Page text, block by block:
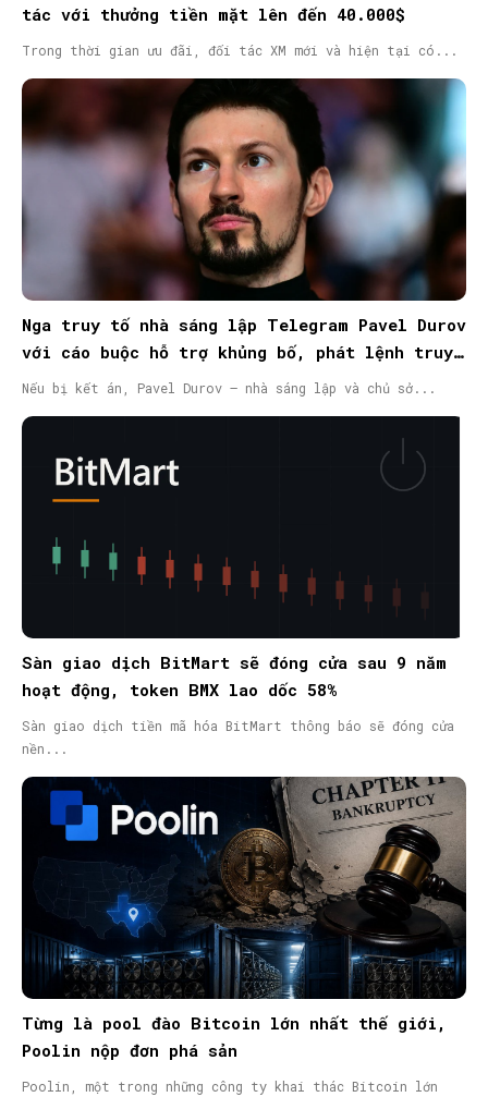
tác với thưởng tiền mặt lên đến 40.000$
Trong thời gian ưu đãi, đối tác XM mới và hiện tại có...
Nga truy tố nhà sáng lập Telegram Pavel Durov
với cáo buộc hỗ trợ khủng bố, phát lệnh truy
nã quốc tế
Nếu bị kết án, Pavel Durov – nhà sáng lập và chủ sở...
Sàn giao dịch BitMart sẽ đóng cửa sau 9 năm
hoạt động, token BMX lao dốc 58%
Sàn giao dịch tiền mã hóa BitMart thông báo sẽ đóng cửa
nền...
Từng là pool đào Bitcoin lớn nhất thế giới,
Poolin nộp đơn phá sản
Poolin, một trong những công ty khai thác Bitcoin lớn